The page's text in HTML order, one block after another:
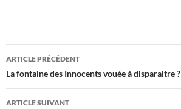
Navigation
des
articles
ARTICLE PRÉCÉDENT
La fontaine des Innocents vouée à disparaitre ?
ARTICLE SUIVANT